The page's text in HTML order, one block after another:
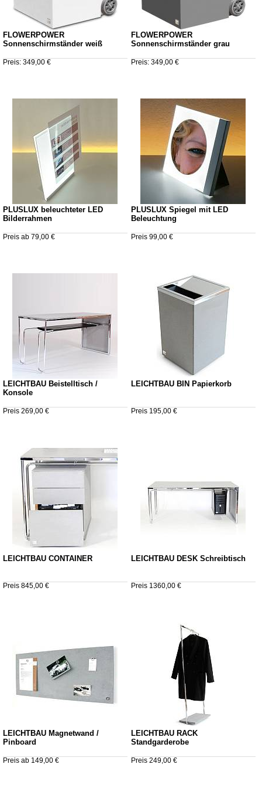
FLOWERPOWER
Sonnenschirmständer weiß
Preis: 349,00 €
FLOWERPOWER
Sonnenschirmständer grau
Preis: 349,00 €
PLUSLUX beleuchteter LED
Bilderrahmen
Preis ab 79,00 €
PLUSLUX Spiegel mit LED
Beleuchtung
Preis 99,00 €
LEICHTBAU Beistelltisch /
Konsole
Preis 269,00 €
LEICHTBAU BIN Papierkorb
Preis 195,00 €
LEICHTBAU CONTAINER
Preis 845,00 €
LEICHTBAU DESK Schreibtisch
Preis 1360,00 €
LEICHTBAU Magnetwand /
Pinboard
Preis ab 149,00 €
LEICHTBAU RACK
Standgarderobe
Preis 249,00 €